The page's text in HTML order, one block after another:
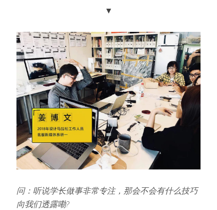
▼
问：听说学长做事非常专注，那会不会有什么技巧
向我们透露嘞?